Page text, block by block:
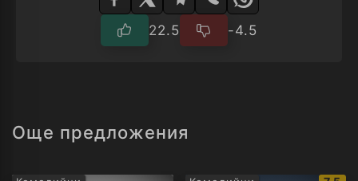
22.5 -4.5
Още предложения